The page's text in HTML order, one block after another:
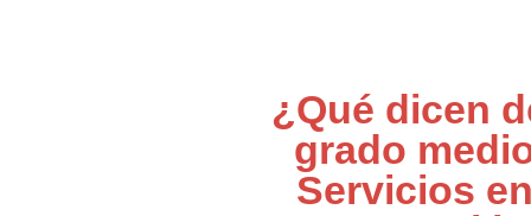
¿Qué dicen
grado
Servicios